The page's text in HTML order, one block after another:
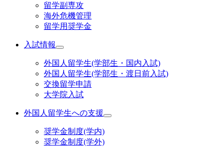
留学副専攻
海外危機管理
留学用奨学金
入試情報
外国人留学生(学部生・国内入試)
外国人留学生(学部生・渡日前入試)
交換留学申請
大学院入試
外国人留学生への支援
奨学金制度(学内)
奨学金制度(学外)